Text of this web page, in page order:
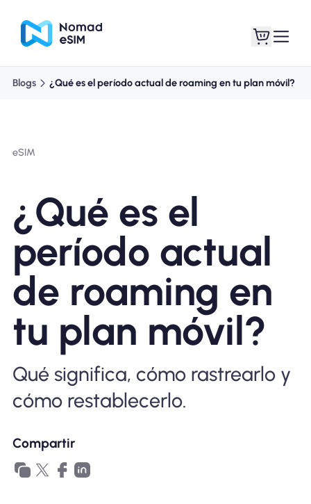
Planes de la tienda
Acerca de eSIM
Por qué la eSIM Nomad
Usando una eSIM
Para negocios
Blogs ¿Qué es el período actual de roaming en tu plan móvil?
eSIM
¿Qué es el
período actual
de roaming en
tu plan móvil?
Qué significa, cómo rastrearlo y
cómo restablecerlo.
Compartir